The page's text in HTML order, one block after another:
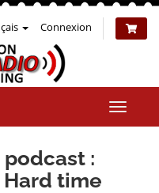
Connexion
la
:
time